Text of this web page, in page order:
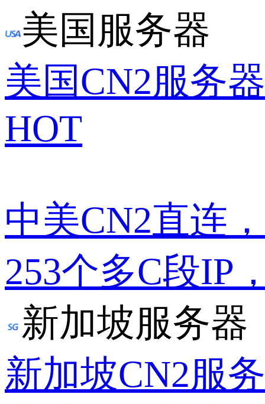
美国服务器
美国CN2服务器
HOT
中美CN2直连
253个多C段IP
新加坡服务器
新加坡CN2服